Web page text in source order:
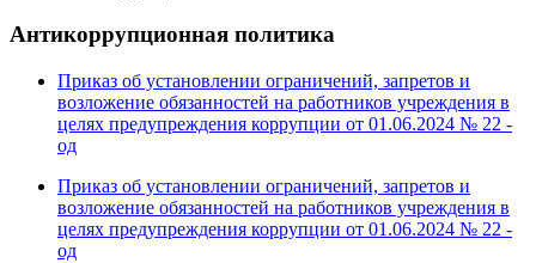
Антикоррупционная политика
Приказ об установлении ограничений, запретов и
возложение обязанностей на работников учреждения в
целях предупреждения коррупции от 01.06.2024 № 22 -
од
Приказ об установлении ограничений, запретов и
возложение обязанностей на работников учреждения в
целях предупреждения коррупции от 01.06.2024 № 22 -
од